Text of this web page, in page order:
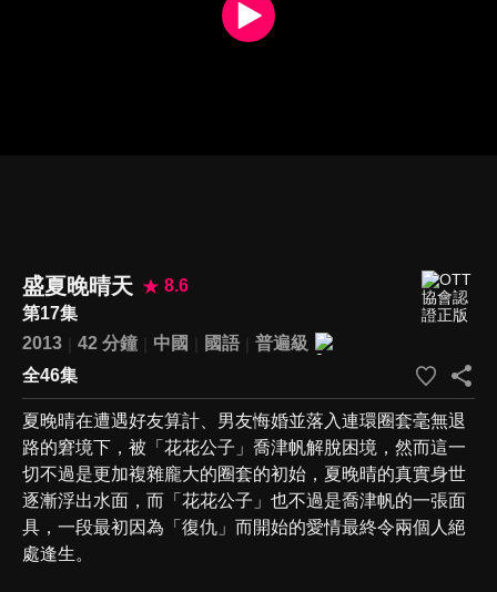
盛夏晚晴天
8.6
第17集
2013
42 分鐘 中國 國語
普遍級
全46集
夏晚晴在遭遇好友算計、男友悔婚並落入連環圈套毫無退
路的窘境下，被「花花公子」喬津帆解脫困境，然而這一
切不過是更加複雜龐大的圈套的初始，夏晚晴的真實身世
逐漸浮出水面，而「花花公子」也不過是喬津帆的一張面
具，一段最初因為「復仇」而開始的愛情最終令兩個人絕
處逢生。